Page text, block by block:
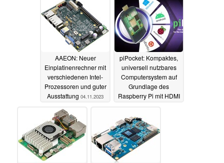
12.11.2023
AAEON: Neuer
Einplatinenrechner mit
verschiedenen Intel-
Prozessoren und guter
Ausstattung 04.11.2023
piPocket: Kompaktes,
universell nutzbares
Computersystem auf
Grundlage des
Raspberry Pi mit HDMI